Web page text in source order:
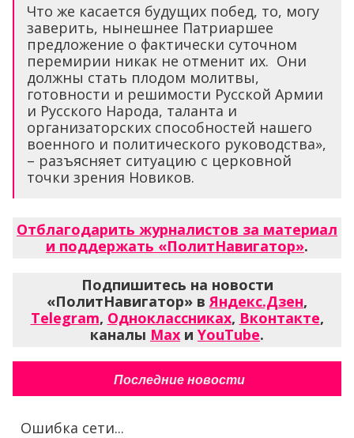
Что же касается будущих побед, то, могу
заверить, нынешнее Патриаршее
предложение о фактически суточном
перемирии никак не отменит их. Они
должны стать плодом молитвы,
готовности и решимости Русской Армии
и Русского Народа, таланта и
организаторских способностей нашего
военного и политического руководства»,
– разъясняет ситуацию с церковной
точки зрения Новиков.
Отблагодарить журналистов за материал
и поддержать «ПолитНавигатор».
Подпишитесь на новости
«ПолитНавигатор» в Яндекс.Дзен,
Telegram, Одноклассниках, Вконтакте,
каналы Max и YouTube.
Последние новости
Ошибка сети...